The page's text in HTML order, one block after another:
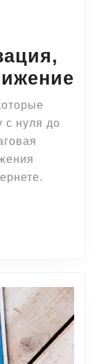
с нуля до